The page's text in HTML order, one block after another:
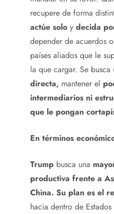
recupere de forma
actúe solo y decida
depender de acuerdos
países aliados que le
la que cargar. Se busca
directa, mantener el
intermediarios ni
que le pongan
En términos
Trump busca una
productiva frente a
China. Su plan es el
hacia dentro de